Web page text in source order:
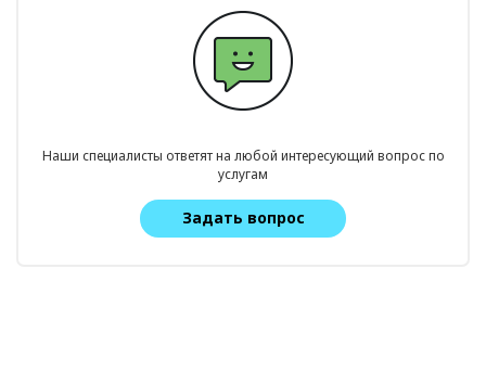
Наши специалисты ответят на любой интересующий вопрос по
услугам
Задать вопрос